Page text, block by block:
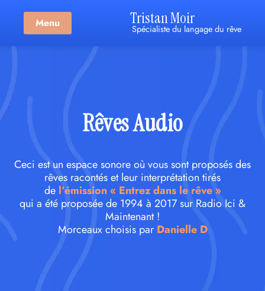
Menu Tristan Moir
Spécialiste du langage du rêve
Rêves Audio
Ceci est un espace sonore où vous sont proposés des
rêves racontés et leur interprétation tirés
de l’émission « Entrez dans le rêve »
qui a été proposée de 1994 à 2017 sur Radio Ici &
Maintenant !
Morceaux choisis par Danielle D